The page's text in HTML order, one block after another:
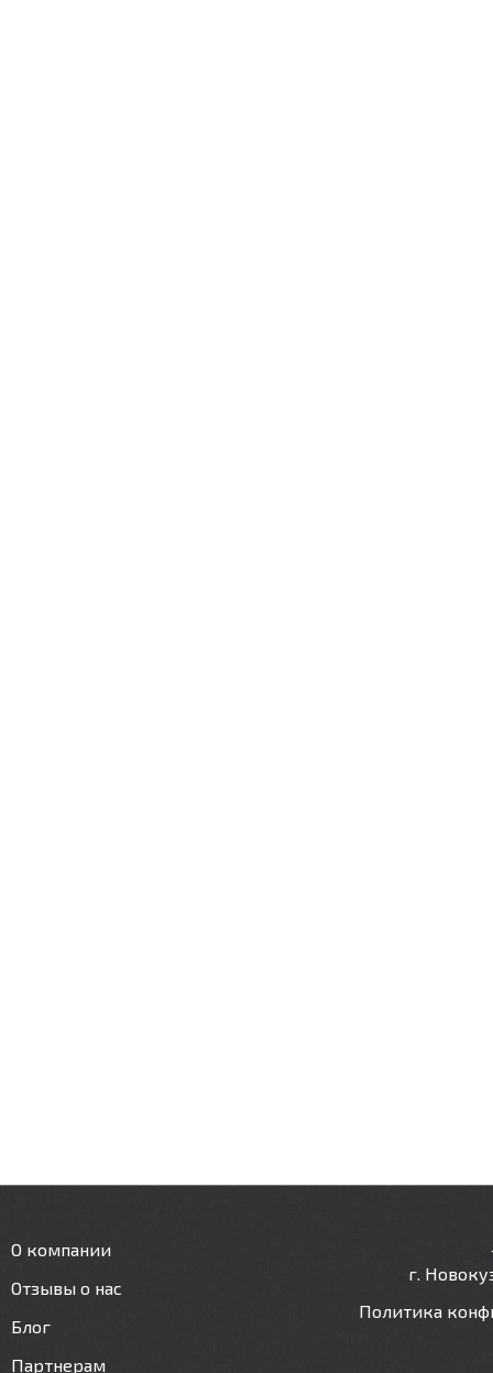
О компании
Отзывы о нас
Блог
Партнерам
г.
Политика